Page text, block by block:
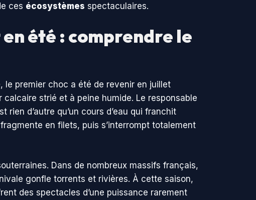
ces écosystèmes spectaculaires.
été : comprendre le
le premier choc a été de revenir en juillet
strié et à peine humide. Le responsable
rien d’autre qu’un cours d’eau qui franchit
en filets, puis s’interrompt totalement
Dans de nombreux massifs français,
gonfle torrents et rivières. À cette saison,
des spectacles d’une puissance rarement